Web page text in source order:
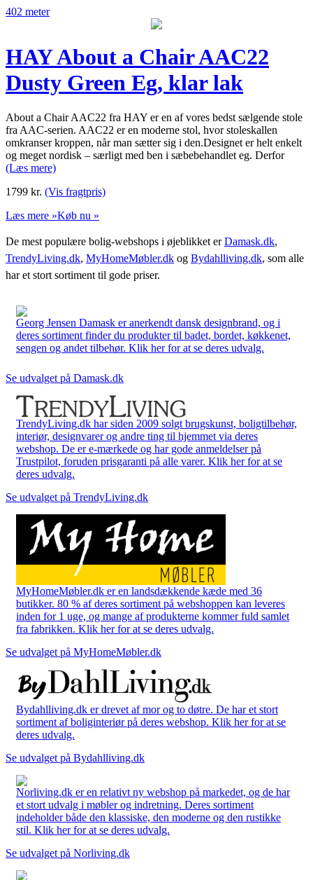
402 meter
HAY About a Chair AAC22
Dusty Green Eg, klar lak
About a Chair AAC22 fra HAY er en af vores bedst sælgende stole
fra AAC-serien. AAC22 er en moderne stol, hvor stoleskallen
omkranser kroppen, når man sætter sig i den.Designet er helt enkelt
og meget nordisk – særligt med ben i sæbebehandlet eg. Derfor
(Læs mere)
1799 kr. (Vis fragtpris)
Læs mere »Køb nu »
De mest populære bolig-webshops i øjeblikket erDamask.dk,
TrendyLiving.dk, MyHomeMøbler.dk og Bydahlliving.dk, som alle
har et stort sortiment til gode priser.
Georg Jensen Damask er anerkendt dansk designbrand, og i
deres sortiment finder du produkter til badet, bordet, køkkenet,
sengen og andet tilbehør. Klik her for at se deres udvalg.
Se udvalget på Damask.dk
TrendyLiving.dk har siden 2009 solgt brugskunst, boligtilbehør,
interiør, designvarer og andre ting til hjemmet via deres
webshop. De er e-mærkede og har gode anmeldelser på
Trustpilot, foruden prisgaranti på alle varer. Klik her for at se
deres udvalg.
Se udvalget på TrendyLiving.dk
MyHomeMøbler.dk er en landsdækkende kæde med 36
butikker. 80 % af deres sortiment på webshoppen kan leveres
inden for 1 uge, og mange af produkterne kommer fuld samlet
fra fabrikken. Klik her for at se deres udvalg.
Se udvalget på MyHomeMøbler.dk
Bydahlliving.dk er drevet af mor og to døtre. De har et stort
sortiment af boliginteriør på deres webshop. Klik her for at se
deres udvalg.
Se udvalget på Bydahlliving.dk
Norliving.dk er en relativt ny webshop på markedet, og de har
et stort udvalg i møbler og indretning. Deres sortiment
indeholder både den klassiske, den moderne og den rustikke
stil. Klik her for at se deres udvalg.
Se udvalget på Norliving.dk